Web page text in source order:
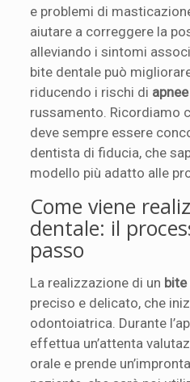
e problemi di
aiutare a correggere la
alleviando i sintomi
bite dentale può
riducendo i rischi di
russamento. Ricordiamo
deve sempre essere
dentista di fiducia, che
modello più adatto alle
Come viene
dentale: il
passo
La realizzazione di un bite
preciso e delicato, che
odontoiatrica. Durante
effettua un’attenta
orale e prende